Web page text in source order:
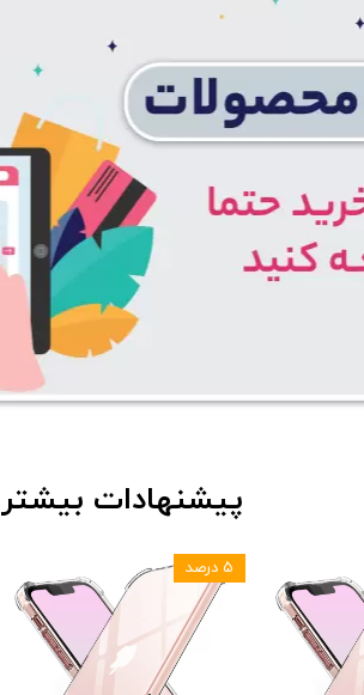
۵ درصد
پیشنهادات بیشتر